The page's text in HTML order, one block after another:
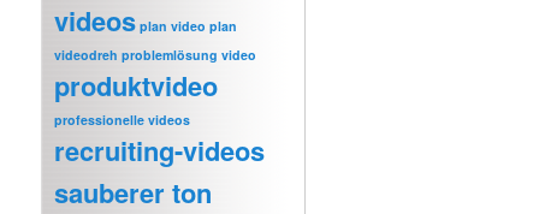
videos plan video plan
videodreh problemlösung video
produktvideo
professionelle videos
recruiting-videos
sauberer ton